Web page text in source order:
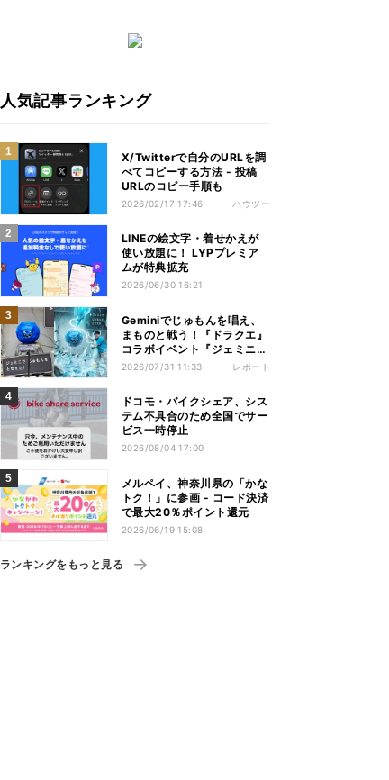
人気記事ランキング
X/Twitterで自分のURLを調
べてコピーする方法 - 投稿
URLのコピー手順も
2026/02/17 17:46 ハウツー
LINEの絵文字・着せかえが
使い放題に！ LYPプレミア
ムが特典拡充
2026/06/30 16:21
Geminiでじゅもんを唱え、
まものと戦う！『ドラクエ』
コラボイベント『ジェミニク
エスト』を体験してきた
2026/07/31 11:33 レポート
ドコモ・バイクシェア、シス
テム不具合のため全国でサー
ビス一時停止
2026/08/04 17:00
メルペイ、神奈川県の「かな
トク！」に参画 - コード決済
で最大20％ポイント還元
2026/06/19 15:08
ランキングをもっと見る